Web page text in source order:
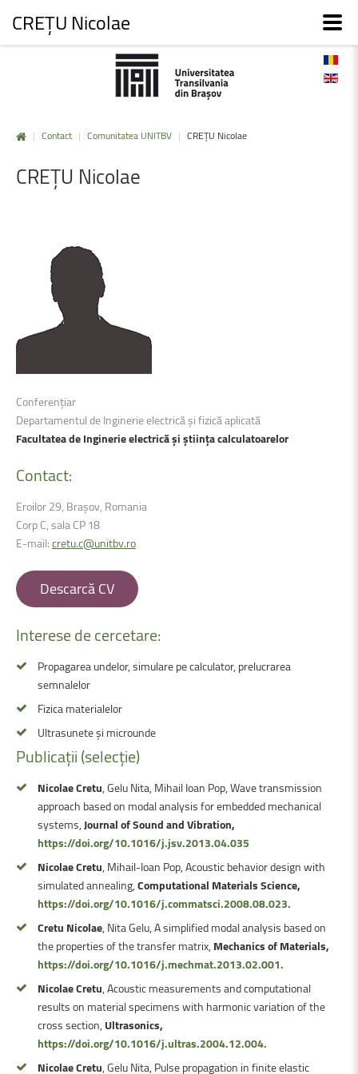
| Contact | Comunitatea UNITBV | CREȚU Nicolae
CREȚU Nicolae
Conferențiar
Departamentul de Inginerie electrică şi fizică aplicată
Facultatea de Inginerie electrică şi știința calculatoarelor
Contact:
Eroilor 29, Brașov, Romania
Corp C, sala CP 18
E-mail:cretu.c@unitbv.ro
Descarcă CV
Interesedecercetare:
Propagarea undelor, simulare pe calculator, prelucrarea
semnalelor
Fizica materialelor
Ultrasunete și microunde
Publicații(selecție)
Nicolae Cretu, Gelu Nita, Mihail Ioan Pop, Wave transmission
approach based on modal analysis for embedded mechanical
systems,Journal of Sound and Vibration,
https://doi.org/10.1016/j.jsv.2013.04.035
Nicolae Cretu, Mihail-Ioan Pop, Acoustic behavior design with
simulated annealing,Computational Materials Science,
https://doi.org/10.1016/j.commatsci.2008.08.023.
Cretu Nicolae, Nita Gelu, A simplified modal analysis based on
the properties of the transfer matrix,Mechanics of Materials,
https://doi.org/10.1016/j.mechmat.2013.02.001.
Nicolae Cretu, Acoustic measurements and computational
results on material specimens with harmonic variation of the
cross section,Ultrasonics,
https://doi.org/10.1016/j.ultras.2004.12.004.
Nicolae Cretu, Gelu Nita, Pulse propagation in finite elastic
CREȚU Nicolae